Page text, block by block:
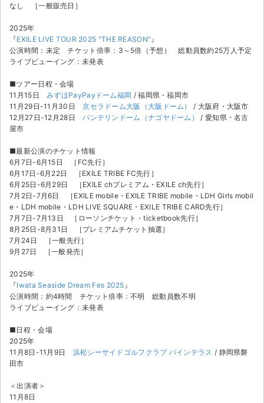
サイト情報
チケットジャム運営会社
チケットジャム利用規約
プライバシーポリシー
特定商取引法に基づく表記
公演登録依頼
不正転売禁止法について
チケットジャムの取り組み
なし ［一般販売日］
2025年
『EXILE LIVE TOUR 2025 "THE REASON"』
公演時間：未定 チケット倍率：3～5倍（予想） 総動員数約25万人予定
ライブビューイング：未発表
■ツアー日程・会場
11月15日みずほPayPayドーム福岡 / 福岡県・福岡市
11月29日-11月30日京セラドーム大阪（大阪ドーム）
/ 大阪府・大阪市
12月27日-12月28日バンテリンドーム（ナゴヤドーム）
/ 愛知県・名古
屋市
■最新公演のチケット情報
6月7日-6月15日 ［FC先行］
6月17日-6月22日 ［EXILE TRIBE FC先行］
6月25日-6月29日 ［EXILE chプレミアム・EXILE ch先行］
7月2日-7月6日 ［EXILE mobile・EXILE TRIBE mobile・LDH Girls mobil
e・LDH mobile・LDH LIVE SQUARE・EXILE TRIBE CARD先行］
7月7日-7月13日 ［ローソンチケット・ticketbook先行］
8月25日-8月31日 ［プレミアムチケット抽選］
7月24日 ［一般先行］
9月27日 ［一般発売］
2025年
『Iwata Seaside Dream Fes 2025』
公演時間：約4時間 チケット倍率：不明 総動員数不明
ライブビューイング：未発表
■日程・会場
2025年
11月8日-11月9日 浜松シーサイドゴルフクラブ パインテラス / 静岡県磐
田市
＜出演者＞
11月8日